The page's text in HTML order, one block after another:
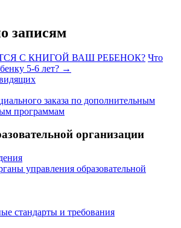
записям
С КНИГОЙ ВАШ РЕБЕНОК? Что
5-6 лет? →
заказа по дополнительным
программам
организации
управления образовательной
стандарты и требования